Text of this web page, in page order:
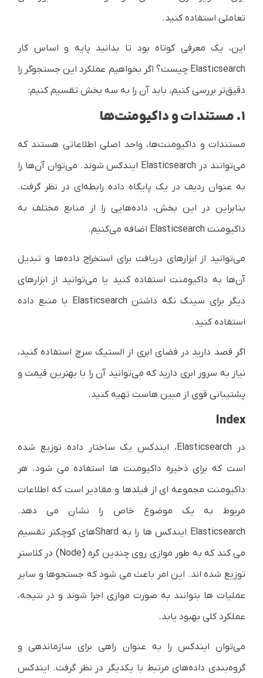
تعاملی استفاده کنید.
این، یک معرفی کوتاه بود تا بدانید پایه و اساس کار
Elasticsearch چیست؟ اگر بخواهیم عملکرد این جستجوگر را
دقیق‌تر بررسی کنیم، باید آن را به سه بخش تقسیم کنیم:
۱. مستندات و داکیومنت‌ها
مستندات و داکیومنت‌ها، واحد اصلی اطلاعاتی هستند که
می‌توانند در Elasticsearch ایندکس شوند. می‌توان آن‌ها را
به عنوان ردیف در یک پایگاه داده رابطه‌ای در نظر گرفت.
بنابراین در این بخش، داده‌هایی را از منابع مختلف به
داکیومنت Elasticsearch اضافه می‌کنیم.
می‌توانید از ابزارهای دریافت برای استخراج داده‌ها و تبدیل
آن‌ها به داکیومنت استفاده کنید یا می‌توانید از ابزارهای
دیگر برای سینک نگه داشتنElasticsearch با منبع داده
استفاده کنید.
اگر قصد دارید در فضای ابری از الستیک سرچ استفاده کنید،
نیاز به سرور ابری دارید که می‌توانید آن را با بهترین قیمت و
پشتیبانی قوی از مبین هاست تهیه کنید.
Index
در Elasticsearch، ایندکس یک ساختار داده توزیع شده
است که برای ذخیره داکیومنت ها استفاده می شود. هر
داکیومنت مجموعه ای از فیلدها و مقادیر است که اطلاعات
مربوط به یک موضوع خاص را نشان می دهد.
Elasticsearch ایندکس ها را به Shardهای کوچکتر تقسیم
می کند که به طور موازی روی چندین گره (Node) در کلاستر
توزیع شده اند. این امر باعث می شود که جستجوها و سایر
عملیات ها بتوانند به صورت موازی اجرا شوند و در نتیجه،
عملکرد کلی بهبود یابد.
می‌توان ایندکس را به عنوان راهی برای سازماندهی و
گروه‌بندی داده‌های مرتبط با یکدیگر در نظر گرفت. ایندکس